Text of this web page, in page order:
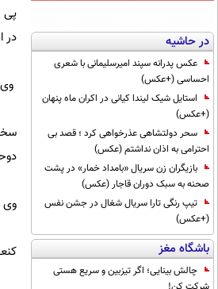
در حاشیه
عکس پدرانه سپند امیرسلیمانی با شعری
احساسی (+عکس)
استایل شیک لیندا کیانی در اکران ماه پنهان
(+عکس)
سحر دولتشاهی عذرخواهی کرد ؛ قصد بی
احترامی به اذان نداشتم (عکس)
بازیگران زن سریال «بامداد خمار» در پشت
صحنه به سبک دوران قاجار (عکس)
تیپ رنگی تارا سریال شغال در جشن نفس
(+عکس)
باشگاه مغز
چالش بینایی؛ اگر تیزبین و سریع هستی
پی
در
وی